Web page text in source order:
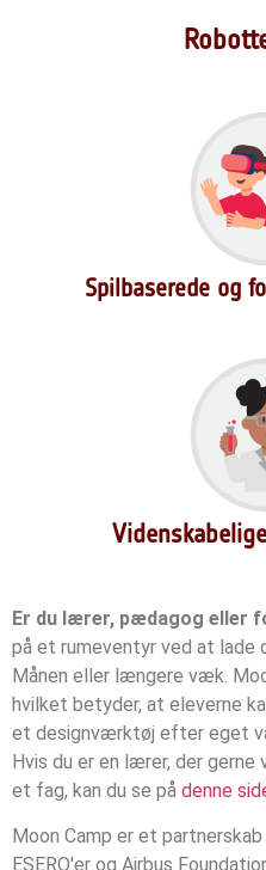
Spilbaserede og
Er du lærer, pædagog eller
på et rumeventyr ved at lade
Månen eller længere væk.
hvilket betyder, at eleverne
et designværktøj efter eget
Hvis du er en lærer, der gerne
et fag, kan du se på denne
Moon Camp er et
ESERO'er og Airbus